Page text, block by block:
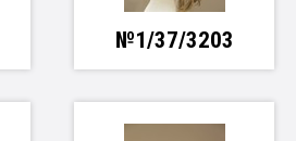
№1/37/3203